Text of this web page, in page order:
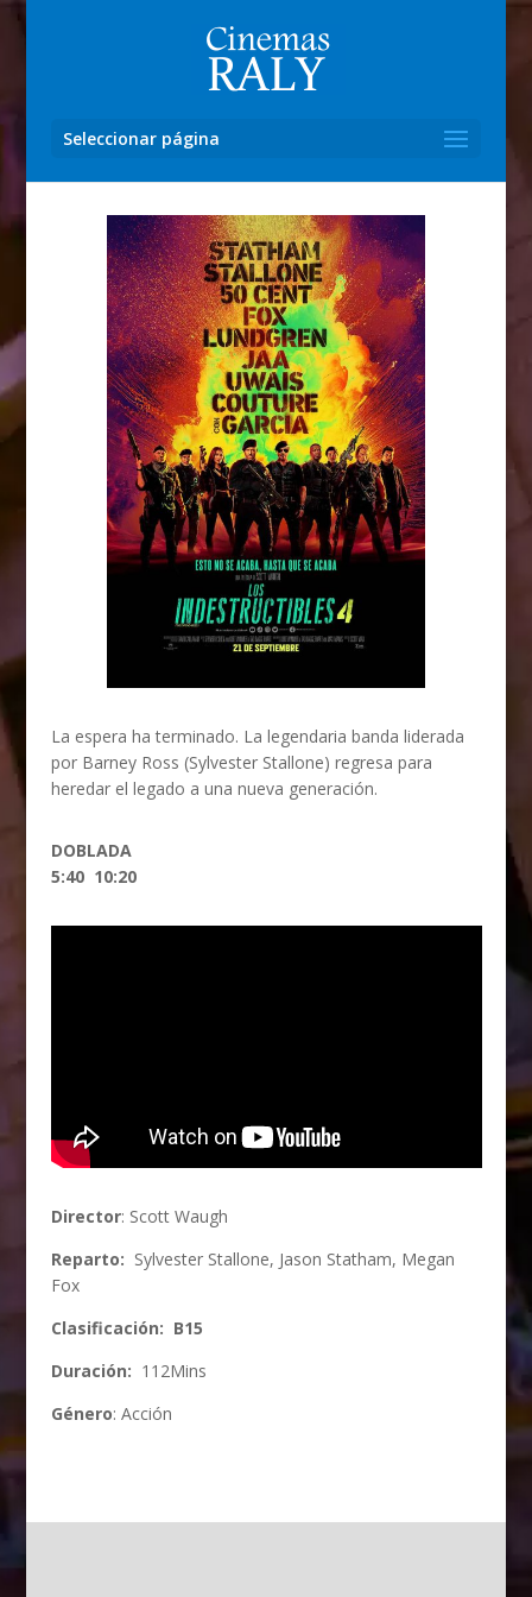
Seleccionar página
La espera ha terminado. La legendaria banda liderada
por Barney Ross (Sylvester Stallone) regresa para
heredar el legado a una nueva generación.
DOBLADA
5:40 10:20
Director: Scott Waugh
Reparto: Sylvester Stallone, Jason Statham, Megan
Fox
Clasificación: B15
Duración: 112Mins
Género: Acción